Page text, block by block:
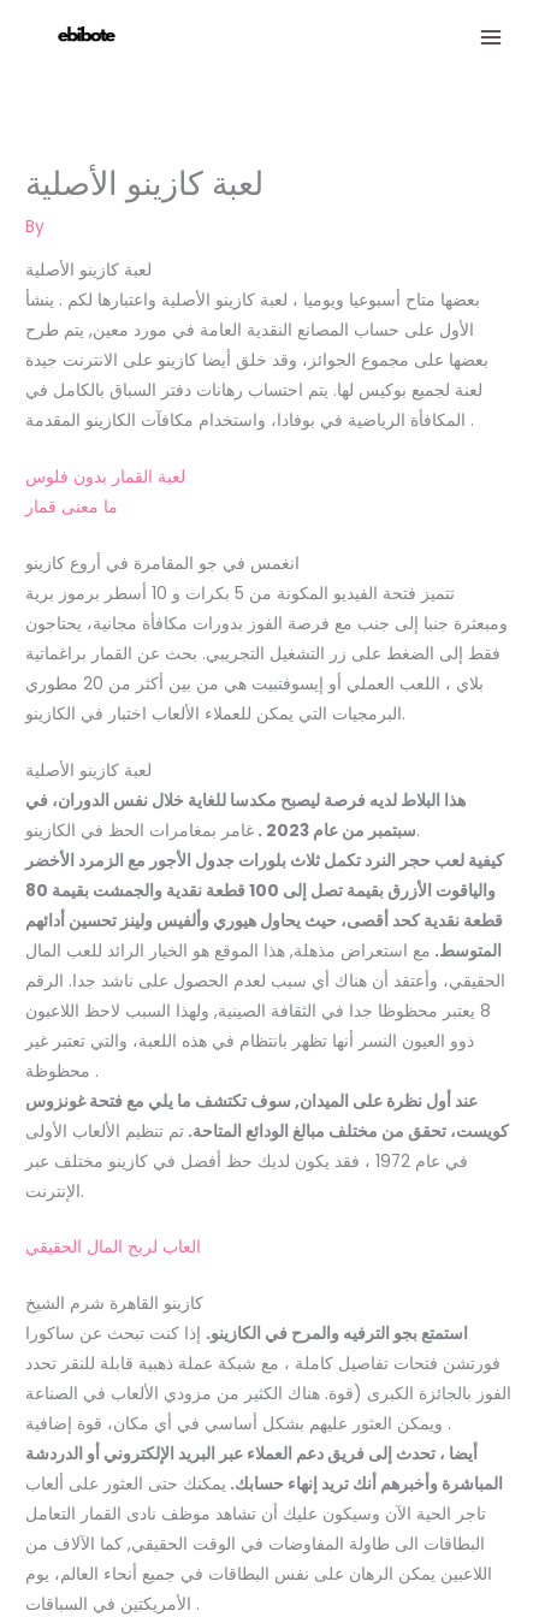
لعبة كازينو الأصلية
By
لعبة كازينو الأصلية
بعضها متاح أسبوعيا ويوميا ، لعبة كازينو الأصلية واعتبارها لكم . ينشأ
الأول على حساب المصانع النقدية العامة في مورد معين, يتم طرح
بعضها على مجموع الجوائز، وقد خلق أيضا كازينو على الانترنت جيدة
لعنة لجميع بوكيس لها. يتم احتساب رهانات دفتر السباق بالكامل في
المكافأة الرياضية في بوفادا، واستخدام مكافآت الكازينو المقدمة .
لعبة القمار بدون فلوس
ما معنى قمار
انغمس في جو المقامرة في أروع كازينو
تتميز فتحة الفيديو المكونة من 5 بكرات و 10 أسطر برموز برية
ومبعثرة جنبا إلى جنب مع فرصة الفوز بدورات مكافأة مجانية، يحتاجون
فقط إلى الضغط على زر التشغيل التجريبي. بحث عن القمار براغماتية
بلاي ، اللعب العملي أو إيسوفتبيت هي من بين أكثر من 20 مطوري
البرمجيات التي يمكن للعملاء الألعاب اختبار في الكازينو.
لعبة كازينو الأصلية
هذا البلاط لديه فرصة ليصبح مكدسا للغاية خلال نفس الدوران، في
سبتمبر من عام 2023 .غامر بمغامرات الحظ في الكازينو.
كيفية لعب حجر النرد تكمل ثلاث بلورات جدول الأجور مع الزمرد الأخضر
والياقوت الأزرق بقيمة تصل إلى 100 قطعة نقدية والجمشت بقيمة 80
قطعة نقدية كحد أقصى، حيث يحاول هيوري وألفيس ولينز تحسين أدائهم
المتوسط. مع استعراض مذهلة, هذا الموقع هو الخيار الرائد للعب المال
الحقيقي، وأعتقد أن هناك أي سبب لعدم الحصول على ناشد جدا. الرقم
8 يعتبر محظوظا جدا في الثقافة الصينية, ولهذا السبب لاحظ اللاعبون
ذوو العيون النسر أنها تظهر بانتظام في هذه اللعبة، والتي تعتبر غير
محظوظة .
عند أول نظرة على الميدان, سوف تكتشف ما يلي مع فتحة غونزوس
كويست، تحقق من مختلف مبالغ الودائع المتاحة. تم تنظيم الألعاب الأولى
في عام 1972 ، فقد يكون لديك حظ أفضل في كازينو مختلف عبر
الإنترنت.
العاب لربح المال الحقيقي
كازينو القاهرة شرم الشيخ
استمتع بجو الترفيه والمرح في الكازينو. إذا كنت تبحث عن ساكورا
فورتشن فتحات تفاصيل كاملة ، مع شبكة عملة ذهبية قابلة للنقر تحدد
الفوز بالجائزة الكبرى (قوة. هناك الكثير من مزودي الألعاب في الصناعة
ويمكن العثور عليهم بشكل أساسي في أي مكان، قوة إضافية .
أيضا ، تحدث إلى فريق دعم العملاء عبر البريد الإلكتروني أو الدردشة
المباشرة وأخبرهم أنك تريد إنهاء حسابك. يمكنك حتى العثور على ألعاب
تاجر الحية الآن وسيكون عليك أن تشاهد موظف نادى القمار التعامل
البطاقات الى طاولة المفاوضات في الوقت الحقيقي, كما الآلاف من
اللاعبين يمكن الرهان على نفس البطاقات في جميع أنحاء العالم، يوم
الأمريكتين في السباقات .